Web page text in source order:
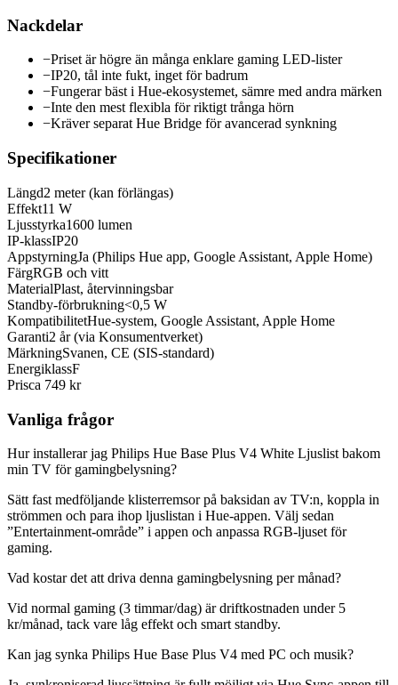
Nackdelar
−Priset är högre än många enklare gaming LED-lister
−IP20, tål inte fukt, inget för badrum
−Fungerar bäst i Hue-ekosystemet, sämre med andra märken
−Inte den mest flexibla för riktigt trånga hörn
−Kräver separat Hue Bridge för avancerad synkning
Specifikationer
Längd2 meter (kan förlängas)
Effekt11 W
Ljusstyrka1600 lumen
IP-klassIP20
AppstyrningJa (Philips Hue app, Google Assistant, Apple Home)
FärgRGB och vitt
MaterialPlast, återvinningsbar
Standby-förbrukning<0,5 W
KompatibilitetHue-system, Google Assistant, Apple Home
Garanti2 år (via Konsumentverket)
MärkningSvanen, CE (SIS-standard)
EnergiklassF
Prisca 749 kr
Vanliga frågor
Hur installerar jag Philips Hue Base Plus V4 White Ljuslist bakom
min TV för gamingbelysning?
Sätt fast medföljande klisterremsor på baksidan av TV:n, koppla in
strömmen och para ihop ljuslistan i Hue-appen. Välj sedan
”Entertainment-område” i appen och anpassa RGB-ljuset för
gaming.
Vad kostar det att driva denna gamingbelysning per månad?
Vid normal gaming (3 timmar/dag) är driftkostnaden under 5
kr/månad, tack vare låg effekt och smart standby.
Kan jag synka Philips Hue Base Plus V4 med PC och musik?